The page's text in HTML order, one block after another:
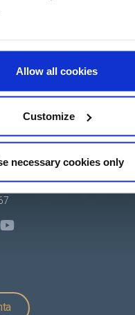
Allow all cookies
Customize
necessary cookies only
nº 45
L'Olleria
502